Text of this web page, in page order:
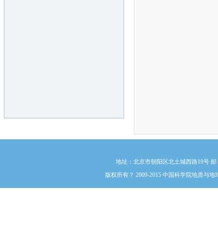
地址：北京市朝阳区北土城西路19号 邮
版权所有？ 2009-2015 中国科学院地质与